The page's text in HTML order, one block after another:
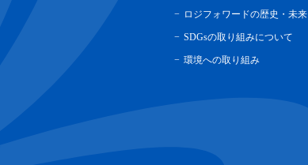
ロジフォワードの歴史・未来
SDGsの取り組みについて
環境への取り組み